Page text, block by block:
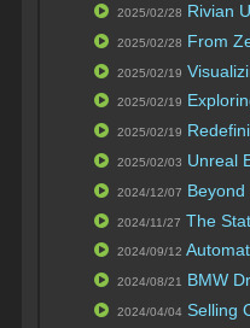
2025/02/28 Rivian
2025/02/28 From
2025/02/19
2025/02/19
2025/02/19
2025/02/03 Unreal
2024/12/07
2024/11/27 The
2024/09/12
2024/08/21 BMW
2024/04/04 Selling